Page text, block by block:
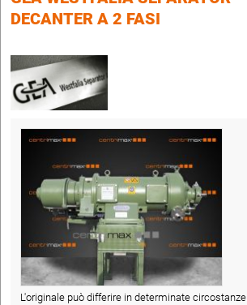
DECANTER A 2 FASI
L'originale può differire in determinate circostanze.